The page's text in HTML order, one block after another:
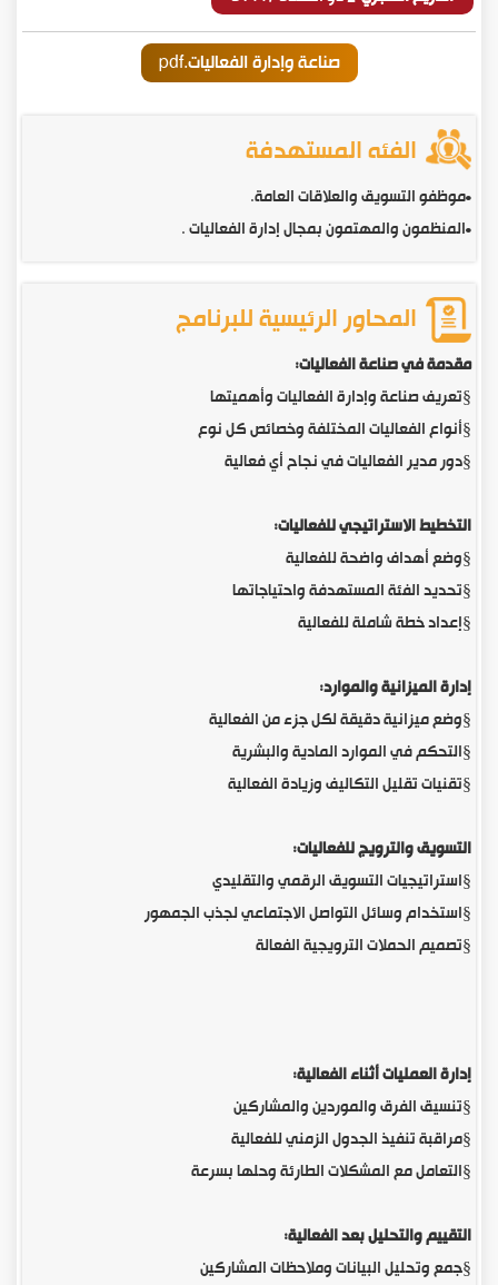
صناعة وإدارة الفعاليات.pdf
الفئه المستهدفة
•موظفو التسويق والعلاقات العامة.
•المنظمون والمهتمون بمجال إدارة الفعاليات .
المحاور الرئيسية للبرنامج
مقدمة في صناعة الفعاليات:
§تعريف صناعة وإدارة الفعاليات وأهميتها
§أنواع الفعاليات المختلفة وخصائص كل نوع
§دور مدير الفعاليات في نجاح أي فعالية
التخطيط الاستراتيجي للفعاليات:
§وضع أهداف واضحة للفعالية
§تحديد الفئة المستهدفة واحتياجاتها
§إعداد خطة شاملة للفعالية
إدارة الميزانية والموارد:
§وضع ميزانية دقيقة لكل جزء من الفعالية
§التحكم في الموارد المادية والبشرية
§تقنيات تقليل التكاليف وزيادة الفعالية
التسويق والترويج للفعاليات:
§استراتيجيات التسويق الرقمي والتقليدي
§استخدام وسائل التواصل الاجتماعي لجذب الجمهور
§تصميم الحملات الترويجية الفعالة
إدارة العمليات أثناء الفعالية:
§تنسيق الفرق والموردين والمشاركين
§مراقبة تنفيذ الجدول الزمني للفعالية
§التعامل مع المشكلات الطارئة وحلها بسرعة
التقييم والتحليل بعد الفعالية:
§جمع وتحليل البيانات وملاحظات المشاركين